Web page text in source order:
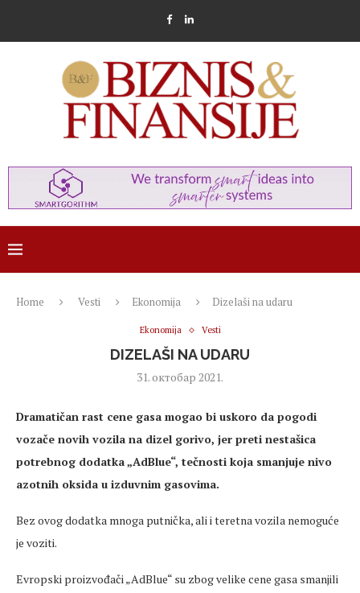
Home Vesti Ekonomija Dizelaši na udaru
Ekonomija Vesti
DIZELAŠI NA UDARU
31. октобар 2021.
Dramatičan rast cene gasa mogao bi uskoro da pogodi
vozače novih vozila na dizel gorivo, jer preti nestašica
potrebnog dodatka „AdBlue“, tečnosti koja smanjuje nivo
azotnih oksida u izduvnim gasovima.
Bez ovog dodatka mnoga putnička, ali i teretna vozila nemoguće
je voziti.
Evropski proizvođači „AdBlue“ su zbog velike cene gasa smanjili